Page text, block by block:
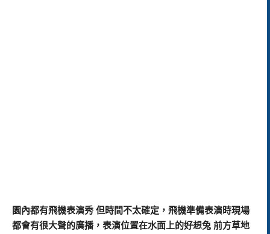
園內都有飛機表演秀 但時間不太確定，飛機準備表演時現場
都會有很大聲的廣播，表演位置在水面上的好想兔 前方草地